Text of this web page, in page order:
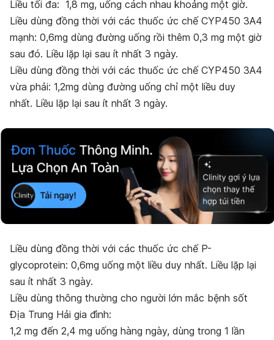
Liều tối đa: 1,8 mg, uống cách nhau khoảng một giờ.
Liều dùng đồng thời với các thuốc ức chế CYP450 3A4
mạnh: 0,6mg dùng đường uống rồi thêm 0,3 mg một giờ
sau đó. Liều lặp lại sau ít nhất 3 ngày.
Liều dùng đồng thời với các thuốc ức chế CYP450 3A4
vừa phải: 1,2mg dùng đường uống chỉ một liều duy
nhất. Liều lặp lại sau ít nhất 3 ngày.
Liều dùng đồng thời với các thuốc ức chế P-
glycoprotein: 0,6mg uống một liều duy nhất. Liều lặp lại
sau ít nhất 3 ngày.
Liều dùng thông thường cho người lớn mắc bệnh sốt
Địa Trung Hải gia đình:
1,2 mg đến 2,4 mg uống hàng ngày, dùng trong 1 lần